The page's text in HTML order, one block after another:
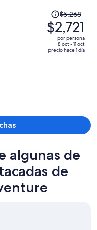
El
precio
era
$5,268
por
$5,268
$2,721
por persona
8 oct - 11 oct
precio hace 1 día
algunas de
de